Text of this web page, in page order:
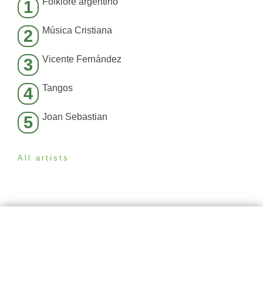
1
2 Música Cristiana
3 Vicente Fernández
4 Tangos
5 Joan Sebastian
All artists